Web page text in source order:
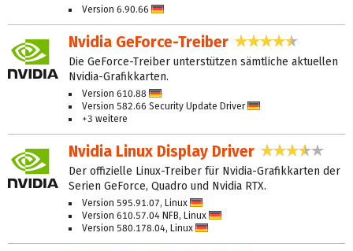
Version 6.90.66
Nvidia GeForce-Treiber 4,3 Sterne
Die GeForce-Treiber unterstützen sämtliche aktuellen
Nvidia-Grafikkarten.
Version 610.88
Version 582.66 Security Update Driver
+3 weitere
Nvidia Linux Display Driver 3,3
Der offizielle Linux-Treiber für Nvidia-Grafikkarten der
Serien GeForce, Quadro und Nvidia RTX.
Version 595.91.07, Linux
Version 610.57.04 NFB, Linux
Version 580.178.04, Linux